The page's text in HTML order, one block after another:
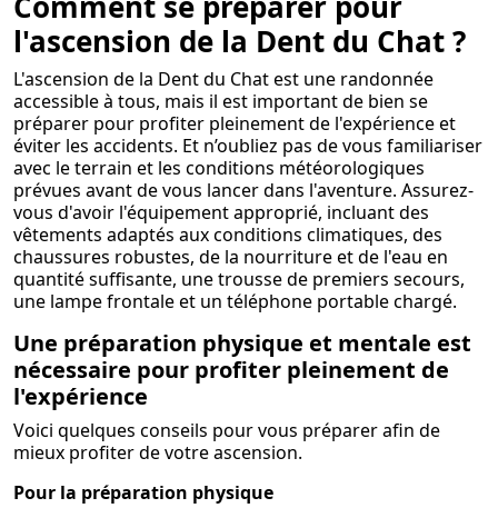
l'ascension de la Dent du Chat ?
L'ascension de la Dent du Chat est une randonnée
accessible à tous, mais il est important de bien se
préparer pour profiter pleinement de l'expérience et
éviter les accidents. Et n’oubliez pas de vous familiariser
avec le terrain et les conditions météorologiques
prévues avant de vous lancer dans l'aventure. Assurez-
vous d'avoir l'équipement approprié, incluant des
vêtements adaptés aux conditions climatiques, des
chaussures robustes, de la nourriture et de l'eau en
quantité suffisante, une trousse de premiers secours,
une lampe frontale et un téléphone portable chargé.
Une préparation physique et mentale est
nécessaire pour profiter pleinement de
l'expérience
Voici quelques conseils pour vous préparer afin de
mieux profiter de votre ascension.
Pour la préparation physique